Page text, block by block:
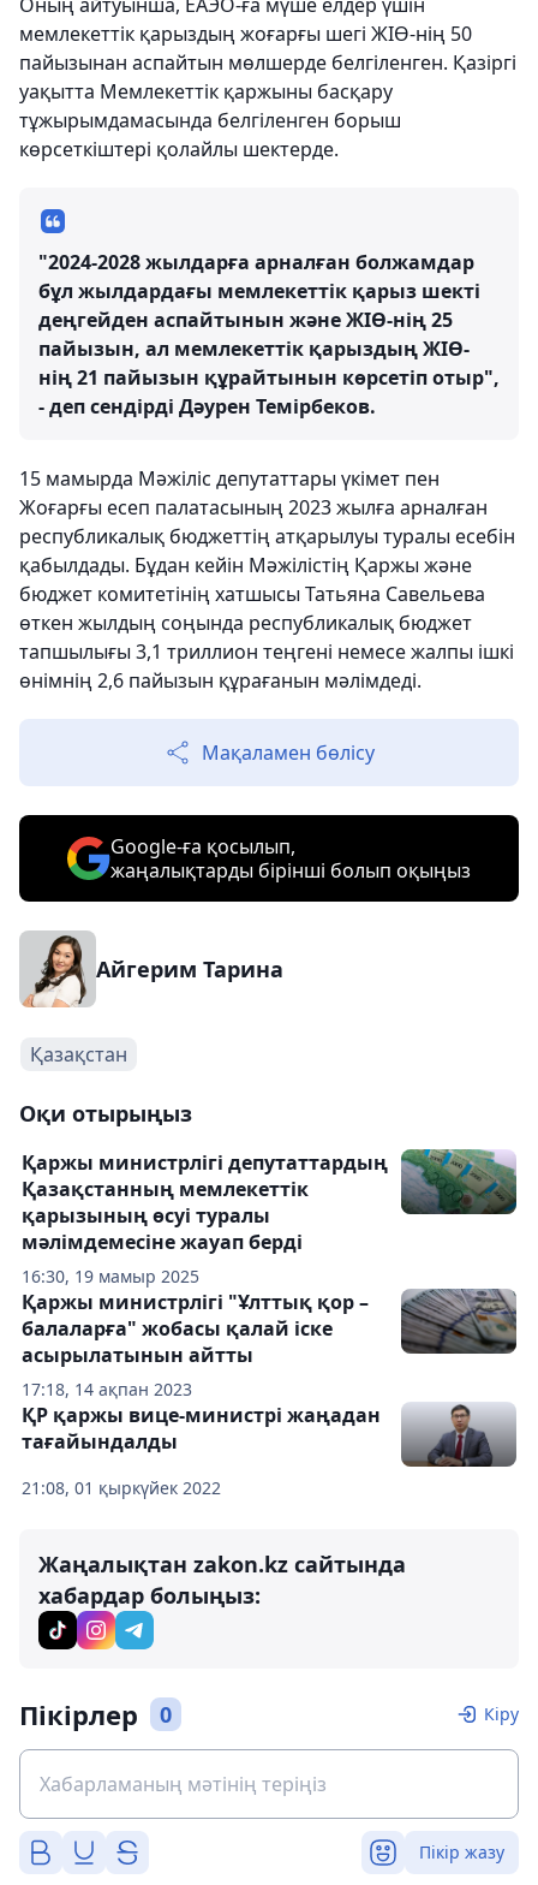
мемлекеттік қарыздың жоғарғы шегі ЖІӨ-нің 50
пайызынан аспайтын мөлшерде белгіленген. Қазіргі
уақытта Мемлекеттік қаржыны басқару
тұжырымдамасында белгіленген борыш
көрсеткіштері қолайлы шектерде.
"2024-2028 жылдарға арналған болжамдар
бұл жылдардағы мемлекеттік қарыз шекті
деңгейден аспайтынын және ЖІӨ-нің 25
пайызын, ал мемлекеттік қарыздың ЖІӨ-
нің 21 пайызын құрайтынын көрсетіп отыр",
- деп сендірді Дәурен Темірбеков.
15 мамырда Мәжіліс депутаттары үкімет пен
Жоғарғы есеп палатасының 2023 жылға арналған
республикалық бюджеттің атқарылуы туралы есебін
қабылдады. Бұдан кейін Мәжілістің Қаржы және
бюджет комитетінің хатшысы Татьяна Савельева
өткен жылдың соңында республикалық бюджет
тапшылығы 3,1 триллион теңгені немесе жалпы ішкі
өнімнің 2,6 пайызын құрағанын мәлімдеді.
Мақаламен бөлісу
Google-ға қосылып,
жаңалықтарды бірінші болып оқыңыз
Айгерим Тарина
Қазақстан
Оқи отырыңыз
16:30, 19 мамыр 2025
Қаржы министрлігі депутаттардың
Қазақстанның мемлекеттік
қарызының өсуі туралы
мәлімдемесіне жауап берді
17:18, 14 ақпан 2023
Қаржы министрлігі "Ұлттық қор –
балаларға" жобасы қалай іске
асырылатынын айтты
21:08, 01 қыркүйек 2022
ҚР қаржы вице-министрі жаңадан
тағайындалды
Жаңалықтан zakon.kz сайтында
хабардар болыңыз:
Пікірлер 0 Кіру
Пікір жазу